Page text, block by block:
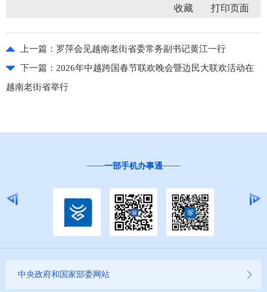
收藏
上一篇： 罗萍会见越南老街省委常务副书记黄江一行
下一篇： 2026年中越跨国春节联欢晚会暨边民大联欢活动在
越南老街省举行
一部手机办事通
中央政府和国家部委网站